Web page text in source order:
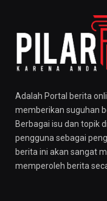
Adalah Portal berita
memberikan suguhan
Berbagai isu dan topik
pengguna sebagai
berita ini akan sangat
memperoleh berita